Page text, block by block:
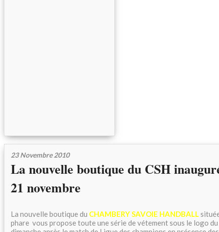
23 Novembre 2010
La nouvelle boutique du CSH
21 novembre
La nouvelle boutique du CHAMBERY SAVOIE HANDBALL
phare vous propose toute une série de vétement sous le logo